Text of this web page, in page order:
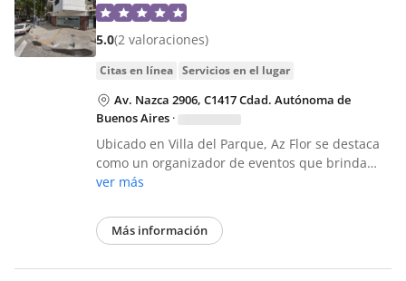
5.0(2 valoraciones)
citas en línea servicios en el lugar
Av. Nazca 2906, C1417 Cdad. Autónoma de
Buenos Aires ·
Ubicado en Villa del Parque, Az Flor se destaca
como un organizador de eventos que brinda…
ver más
Más información